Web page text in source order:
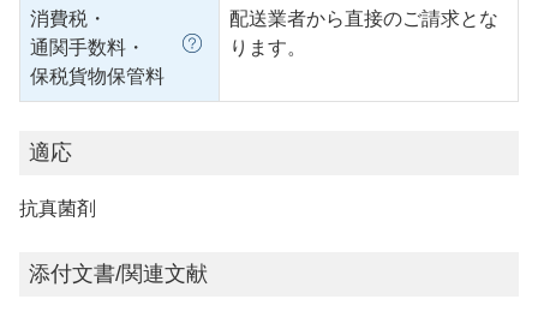
消費税・
通関手数料・
保税貨物保管料
配送業者から直接のご請求とな
ります。
適応
抗真菌剤
添付文書/関連文献